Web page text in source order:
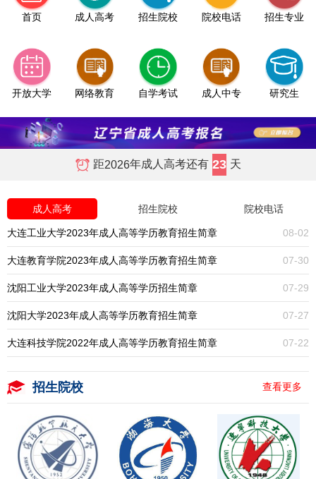
首页 成人高考 招生院校 院校电话 招生专业
开放大学 网络教育 自学考试 成人中专 研究生
距2026年成人高考还有 23 天
成人高考 招生院校 院校电话
08-02
大连工业大学2023年成人高等学历教育招生简章
07-30
大连教育学院2023年成人高等学历教育招生简章
07-29
沈阳工业大学2023年成人高等学历招生简章
07-27
沈阳大学2023年成人高等学历教育招生简章
07-22
大连科技学院2022年成人高等学历教育招生简章
招生院校 查看更多